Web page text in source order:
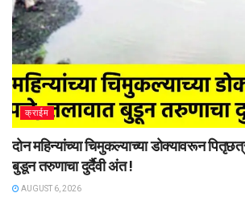
क्राईम
दोन महिन्यांच्या चिमुकल्याच्या डोक्यावरून
बुडून तरुणाचा दुर्दैवी अंत !
AUGUST 6, 2026